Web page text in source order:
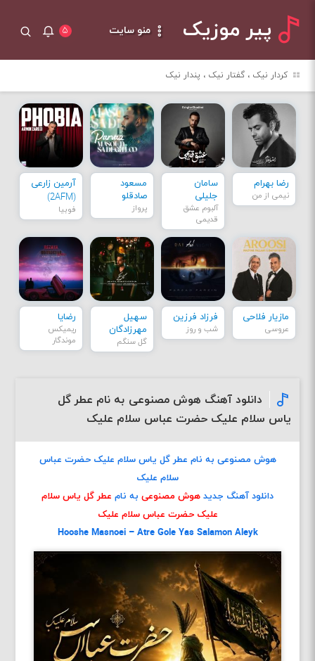
پیر موزیک منو سایت ۵
کردار نیک ، گفتار نیک ، پندار نیک
رضا بهرام
نیمی از من
سامان
جلیلی
آلبوم عشق
قدیمی
مسعود
صادقلو
پرواز
آرمین زارعی
(2AFM)
فوبیا
مازیار فلاحی
عروسی
فرزاد فرزین
شب و روز
سهیل
مهرزادگان
گل سنگم
رضایا
ریمیکس
موندگار
دانلود آهنگ هوش مصنوعی به نام عطر گل
یاس سلام علیک حضرت عباس سلام علیک
هوش مصنوعی به نام عطر گل یاس سلام علیک حضرت عباس
سلام علیک
دانلود آهنگ جدید هوش مصنوعی به نام عطر گل یاس سلام
علیک حضرت عباس سلام علیک
Hooshe Masnoei – Atre Gole Yas Salamon Aleyk